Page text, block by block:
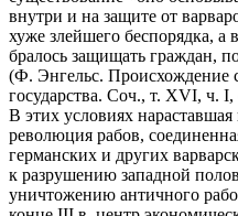
внутри и на защите от
хуже злейшего беспорядка, а
бралось защищать граждан,
(Ф. Энгельс. Происхождение
государства. Соч., т. XVI, ч. I,
В этих условиях
революция рабов,
германских и других
к разрушению западной
уничтожению античного